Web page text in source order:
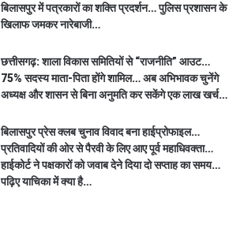
बिलासपुर में पत्रकारों का शक्ति प्रदर्शन… पुलिस प्रशासन के
खिलाफ जमकर नारेबाजी…
छत्तीसगढ़: शाला विकास समितियों से “राजनीति” आउट…
75% सदस्य माता-पिता होंगे शामिल… अब अभिभावक चुनेंगे
अध्यक्ष और शासन से बिना अनुमति कर सकेंगे एक लाख खर्च…
बिलासपुर प्रेस क्लब चुनाव विवाद बना हाईप्रोफाइल…
प्रतिवादियों की ओर से पैरवी के लिए आए पूर्व महाधिवक्ता…
हाईकोर्ट ने पक्षकारों को जवाब देने दिया दो सप्ताह का समय…
पढ़िए याचिका में क्या है…